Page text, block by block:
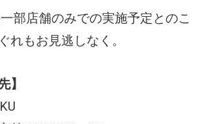
部店舗のみでの実施予定とのこ
れもお見逃しなく。
】